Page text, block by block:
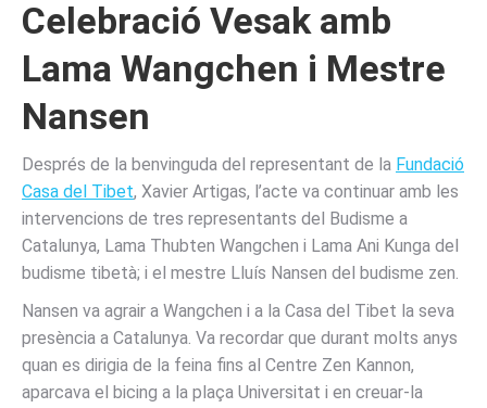
Celebració Vesak amb
Lama Wangchen i Mestre
Nansen
Després de la benvinguda del representant de la Fundació
Casa del Tibet, Xavier Artigas, l’acte va continuar amb les
intervencions de tres representants del Budisme a
Catalunya, Lama Thubten Wangchen i Lama Ani Kunga del
budisme tibetà; i el mestre Lluís Nansen del budisme zen.
Nansen va agrair a Wangchen i a la Casa del Tibet la seva
presència a Catalunya. Va recordar que durant molts anys
quan es dirigia de la feina fins al Centre Zen Kannon,
aparcava el bicing a la plaça Universitat i en creuar-la